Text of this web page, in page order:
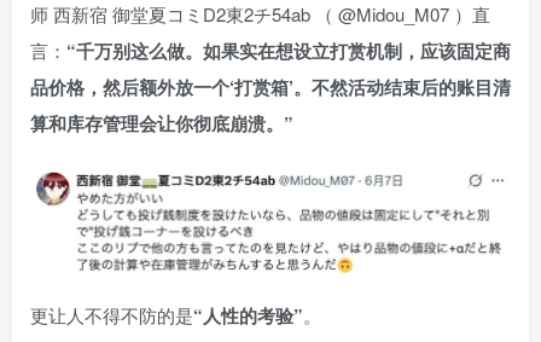
师 西新宿 御堂夏コミD2東2チ54ab （ @Midou_M07 ）直
言： “千万别这么做。如果实在想设立打赏机制，应该固定商
品价格，然后额外放一个‘打赏箱’。不然活动结束后的账目清
算和库存管理会让你彻底崩溃。”
更让人不得不防的是“人性的考验”。